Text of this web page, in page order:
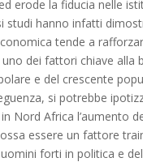
ed erode la fiducia nelle
studi hanno infatti
tende a
dei fattori chiave alla
e del crescente
si potrebbe
Nord Africa l’aumento
essere un fattore
uomini forti in politica e